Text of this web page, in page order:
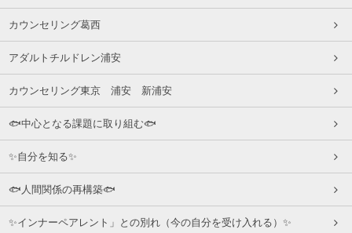
カウンセリング葛西
アダルトチルドレン浦安
カウンセリング東京 浦安 新浦安
🐟中心となる課題に取り組む🐟
✨自分を知る✨
🐟人間関係の再構築🐟
✨インナーペアレント」との別れ（今の自分を受け入れる）✨